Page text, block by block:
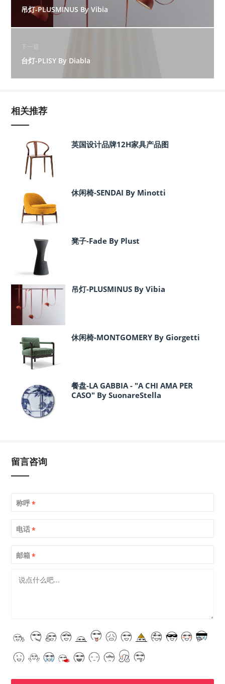
吊灯-PLUSMINUS By Vibia
下一篇
台灯-PLISY By Diabla
相关推荐
英国设计品牌12H家具产品图
休闲椅-SENDAI By Minotti
凳子-Fade By Plust
吊灯-PLUSMINUS By Vibia
休闲椅-MONTGOMERY By Giorgetti
餐盘-LA GABBIA - "A CHI AMA PER
CASO" By SuonareStella
留言咨询
称呼*
电话*
邮箱*